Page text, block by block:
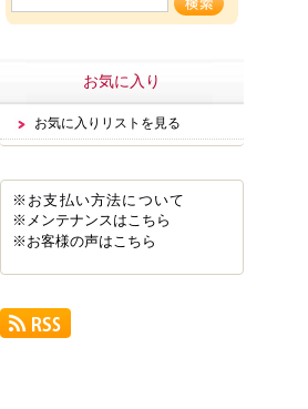
お気に入り
お気に入りリストを見る
※お支払い方法について
※メンテナンスはこちら
※お客様の声はこちら